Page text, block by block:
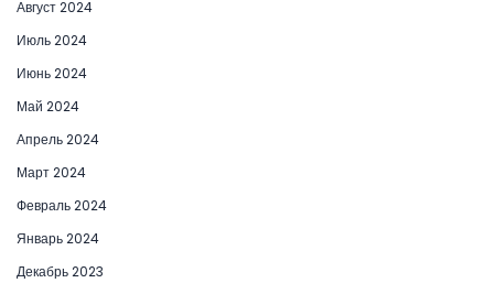
Август 2024
Июль 2024
Июнь 2024
Май 2024
Апрель 2024
Март 2024
Февраль 2024
Январь 2024
Декабрь 2023